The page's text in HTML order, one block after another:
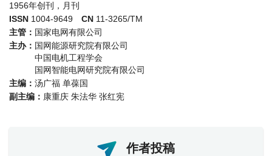
1956年创刊，月刊
ISSN 1004-9649 CN 11-3265/TM
主管： 国家电网有限公司
主办： 国网能源研究院有限公司
中国电机工程学会
国网智能电网研究院有限公司
主编： 汤广福 单葆国
副主编： 康重庆 朱法华 张红宪
作者投稿